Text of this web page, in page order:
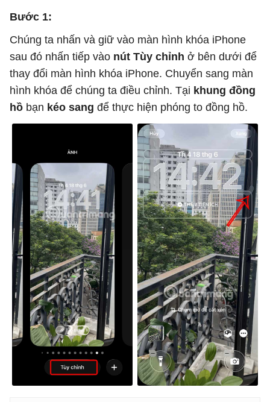
Bước 1:
Chúng ta nhấn và giữ vào màn hình khóa iPhone
sau đó nhấn tiếp vào nút Tùy chỉnh ở bên dưới để
thay đổi màn hình khóa iPhone. Chuyển sang màn
hình khóa để chúng ta điều chỉnh. Tại khung đồng
hồ bạn kéo sang để thực hiện phóng to đồng hồ.